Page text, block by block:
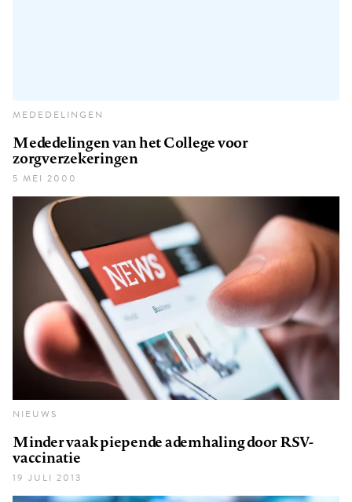
MEDEDELINGEN
Mededelingen van het College voor
zorgverzekeringen
5 MEI 2000
NIEUWS
Minder vaak piepende ademhaling door RSV-
vaccinatie
19 JULI 2013